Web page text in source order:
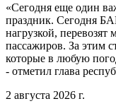
«Сегодня еще один
праздник. Сегодня
нагрузкой,
пассажиров. За этим
которые в любую
- отметил глава
2 августа 2026 г.